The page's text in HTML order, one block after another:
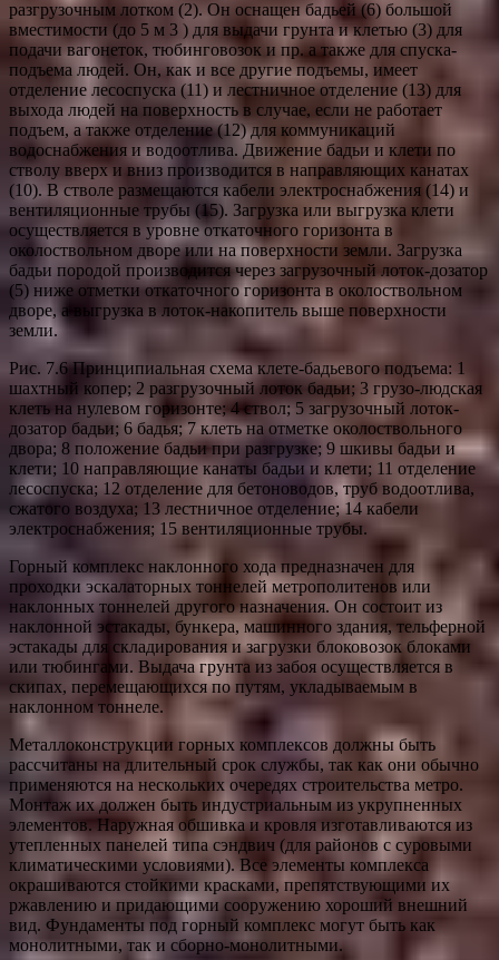
разгрузочным лотком (2). Он оснащен бадьей (6) большой
вместимости (до 5 м 3 ) для выдачи грунта и клетью (3) для
подачи вагонеток, тюбинговозок и пр. а также для спуска-
подъема людей. Он, как и все другие подъемы, имеет
отделение лесоспуска (11) и лестничное отделение (13) для
выхода людей на поверхность в случае, если не работает
подъем, а также отделение (12) для коммуникаций
водоснабжения и водоотлива. Движение бадьи и клети по
стволу вверх и вниз производится в направляющих канатах
(10). В стволе размещаются кабели электроснабжения (14) и
вентиляционные трубы (15). Загрузка или выгрузка клети
осуществляется в уровне откаточного горизонта в
околоствольном дворе или на поверхности земли. Загрузка
бадьи породой производится через загрузочный лоток-дозатор
(5) ниже отметки откаточного горизонта в околоствольном
дворе, а выгрузка в лоток-накопитель выше поверхности
земли.
Рис. 7.6 Принципиальная схема клете-бадьевого подъема: 1
шахтный копер; 2 разгрузочный лоток бадьи; 3 грузо-людская
клеть на нулевом горизонте; 4 ствол; 5 загрузочный лоток-
дозатор бадьи; 6 бадья; 7 клеть на отметке околоствольного
двора; 8 положение бадьи при разгрузке; 9 шкивы бадьи и
клети; 10 направляющие канаты бадьи и клети; 11 отделение
лесоспуска; 12 отделение для бетоноводов, труб водоотлива,
сжатого воздуха; 13 лестничное отделение; 14 кабели
электроснабжения; 15 вентиляционные трубы.
Горный комплекс наклонного хода предназначен для
проходки эскалаторных тоннелей метрополитенов или
наклонных тоннелей другого назначения. Он состоит из
наклонной эстакады, бункера, машинного здания, тельферной
эстакады для складирования и загрузки блоковозок блоками
или тюбингами. Выдача грунта из забоя осуществляется в
скипах, перемещающихся по путям, укладываемым в
наклонном тоннеле.
Металлоконструкции горных комплексов должны быть
рассчитаны на длительный срок службы, так как они обычно
применяются на нескольких очередях строительства метро.
Монтаж их должен быть индустриальным из укрупненных
элементов. Наружная обшивка и кровля изготавливаются из
утепленных панелей типа сэндвич (для районов с суровыми
климатическими условиями). Все элементы комплекса
окрашиваются стойкими красками, препятствующими их
ржавлению и придающими сооружению хороший внешний
вид. Фундаменты под горный комплекс могут быть как
монолитными, так и сборно-монолитными.